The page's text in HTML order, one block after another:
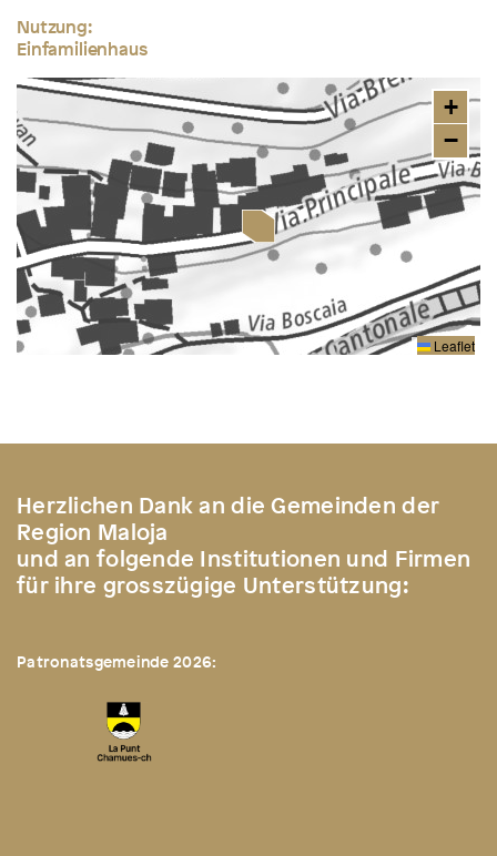
Nutzung:
Einfamilienhaus
+
−
Leaflet
Herzlichen Dank an die Gemeinden der
Region Maloja
und an folgende Institutionen und Firmen
für ihre grosszügige Unterstützung:
Patronatsgemeinde 2026: